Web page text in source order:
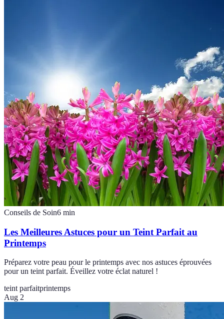
Conseils de Soin6 min
Les Meilleures Astuces pour un Teint Parfait au
Printemps
Préparez votre peau pour le printemps avec nos astuces éprouvées
pour un teint parfait. Éveillez votre éclat naturel !
teint parfaitprintemps
Aug 2